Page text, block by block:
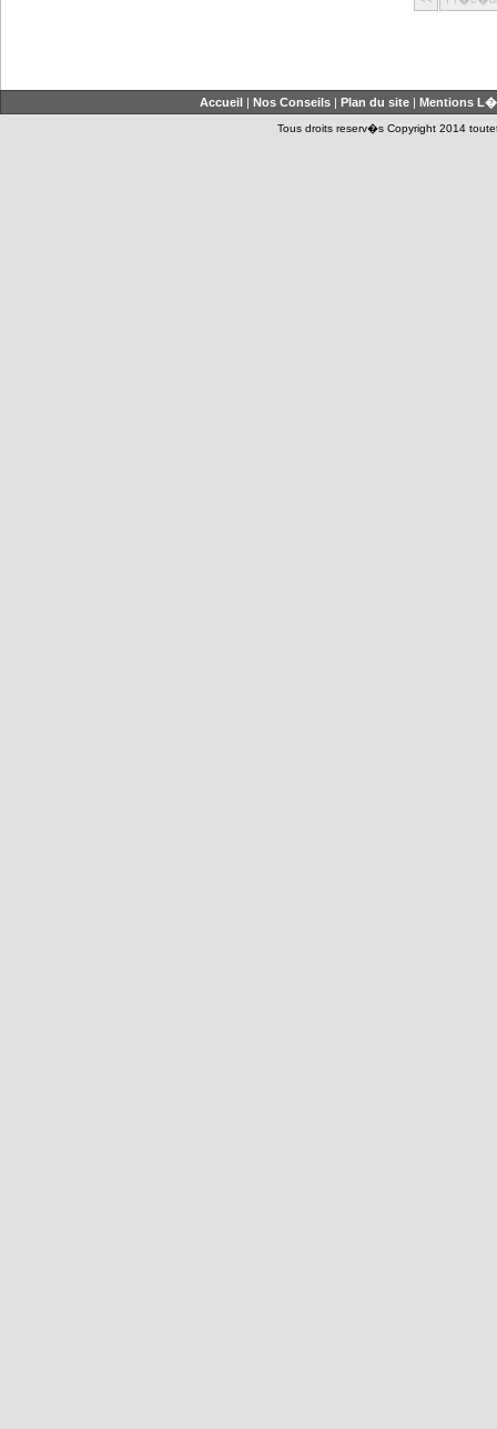
Accueil| Nos Conseils| Plan du site| Mentions
Tous droits reserv�s Copyright 2014